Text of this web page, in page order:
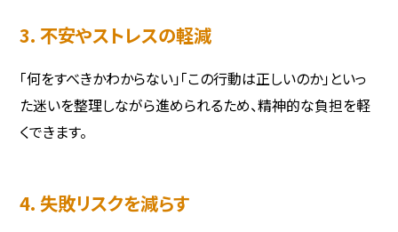
3. 不安やストレスの軽減
「何をすべきかわからない」「この行動は正しいのか」といっ
た迷いを整理しながら進められるため、精神的な負担を軽
くできます。
4. 失敗リスクを減らす